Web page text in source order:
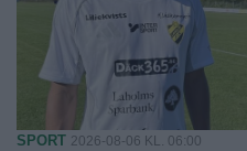
SPORT 2026-08-06 KL. 06:00